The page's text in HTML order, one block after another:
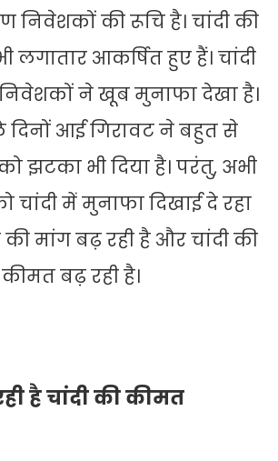
निवेशकों की रूचि है। चांदी की
आकर्षित हुए हैं। चांदी
ने खूब मुनाफा देखा है।
दिनों आई गिरावट ने बहुत से
झटका भी दिया है। परंतु, अभी
चांदी में मुनाफा दिखाई दे रहा
मांग बढ़ रही है और चांदी की
बढ़ रही है।
है चांदी की कीमत